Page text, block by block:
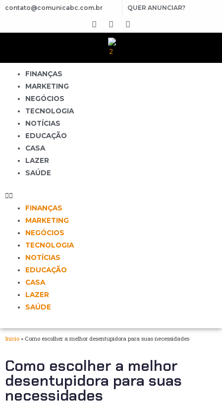
contato@comunicabc.com.br QUER ANUNCIAR?
FINANÇAS
MARKETING
NEGÓCIOS
TECNOLOGIA
NOTÍCIAS
EDUCAÇÃO
CASA
LAZER
SAÚDE
FINANÇAS
MARKETING
NEGÓCIOS
TECNOLOGIA
NOTÍCIAS
EDUCAÇÃO
CASA
LAZER
SAÚDE
Início » Como escolher a melhor desentupidora para suas necessidades
Como escolher a melhor
desentupidora para suas
necessidades